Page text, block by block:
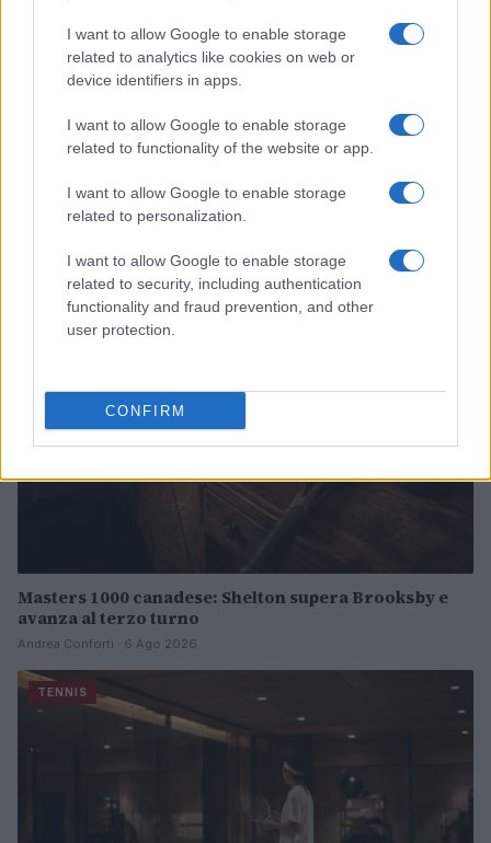
I want to allow Google to enable storage
related to analytics like cookies on web or
device identifiers in apps.
I want to allow Google to enable storage
related to functionality of the website or app.
I want to allow Google to enable storage
related to personalization.
I want to allow Google to enable storage
related to security, including authentication
functionality and fraud prevention, and other
user protection.
CONFIRM
Tennis: il dettagliato programma del 6 agosto per il
Canadian Open 2026
TENNIS
Masters 1000 canadese: Shelton supera Brooksby e
avanza al terzo turno
Andrea Conforti · 6 Ago 2026
TENNIS